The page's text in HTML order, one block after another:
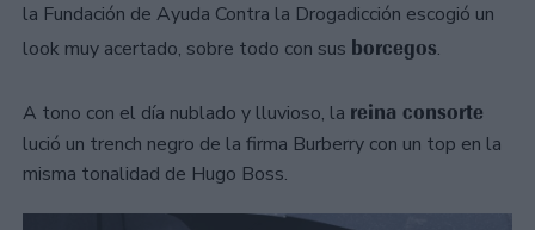
la Fundación de Ayuda Contra la Drogadicción escogió un
look muy acertado, sobre todo con sus borcegos.
A tono con el día nublado y lluvioso, la reina consorte
lució un trench negro de la firma Burberry con un top en la
misma tonalidad de Hugo Boss.